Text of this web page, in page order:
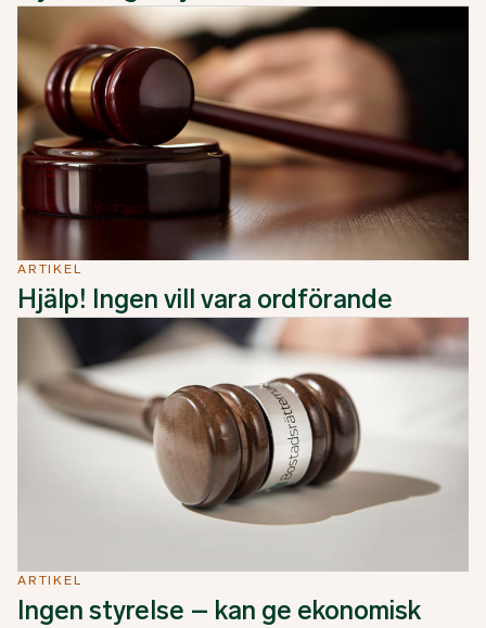
ARTIKEL
Hjälp! Ingen vill vara ordförande
ARTIKEL
Ingen styrelse – kan ge ekonomisk